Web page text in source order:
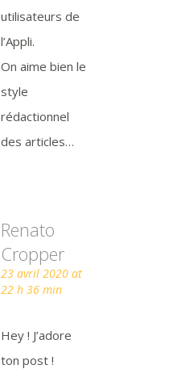
utilisateurs de
l’Appli.
On aime bien le
style
rédactionnel
des articles…
Renato
Cropper
23 avril 2020 at
22 h 36 min
Hey ! J’adore
ton post !